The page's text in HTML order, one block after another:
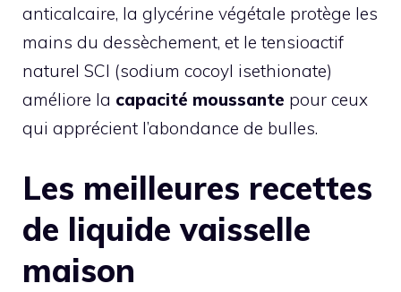
anticalcaire, la glycérine végétale protège les
mains du dessèchement, et le tensioactif
naturel SCI (sodium cocoyl isethionate)
améliore la capacité moussante pour ceux
qui apprécient l’abondance de bulles.
Les meilleures recettes
de liquide vaisselle
maison